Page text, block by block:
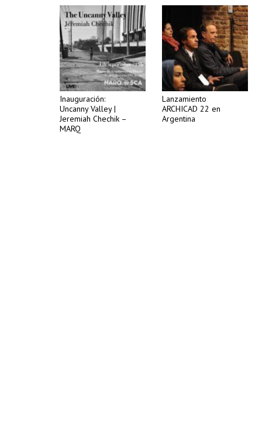
Inauguración:
Uncanny Valley |
Jeremiah Chechik –
MARQ
Lanzamiento
ARCHICAD 22 en
Argentina